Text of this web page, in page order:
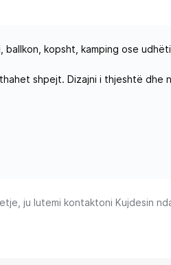
kopsht, kamping ose
shpejt. Dizajni i thjeshtë dhe
ju lutemi kontaktoni Kujdesin